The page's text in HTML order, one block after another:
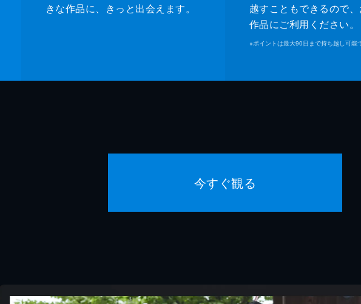
きな作品に、きっと出会えます。
越すこともできるので
作品にご利用ください。
※ポイントは最大90日まで持ち越し可能
今すぐ観る